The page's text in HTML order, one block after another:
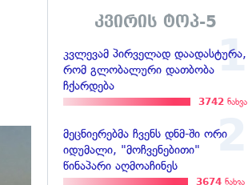
კვირის ტოპ-5
კვლევამ პირველად დაადასტურა,
რომ გლობალური დათბობა
ჩქარდება
3742 ნახვა
მეცნიერებმა ჩვენს დნმ-ში ორი
იდუმალი, "მოჩვენებითი"
წინაპარი აღმოაჩინეს
3674 ნახვა